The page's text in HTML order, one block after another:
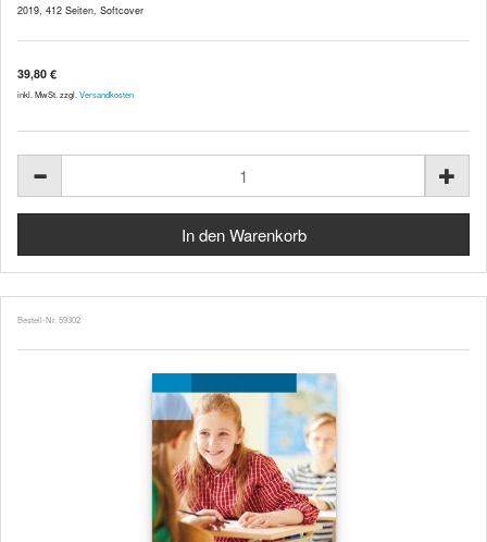
2019, 412 Seiten, Softcover
39,80 €
inkl. MwSt. zzgl. Versandkosten
Bestell-Nr. 59302